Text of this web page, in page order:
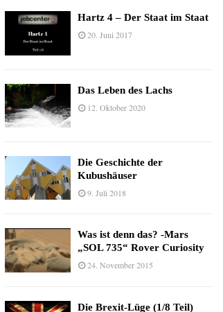
Hartz 4 – Der Staat im Staat
20. Juni 2017
Das Leben des Lachs
12. Oktober 2020
Die Geschichte der
Kubushäuser
9. Juli 2018
Was ist denn das? -Mars
„SOL 735“ Rover Curiosity
24. November 2015
Die Brexit-Lüge (1/8 Teil)